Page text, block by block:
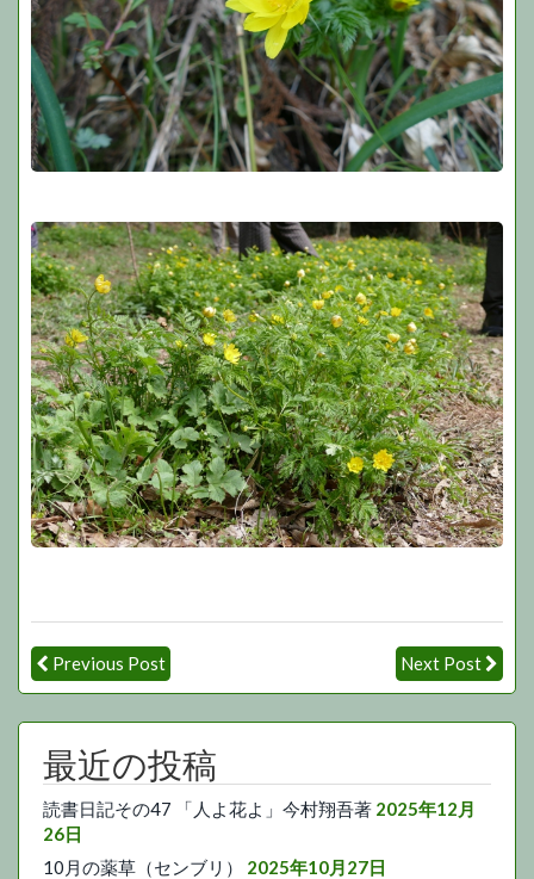
Previous Post Next Post
最近の投稿
読書日記その47 「人よ花よ」今村翔吾著 2025年12月
26日
10月の薬草（センブリ）
2025年10月27日